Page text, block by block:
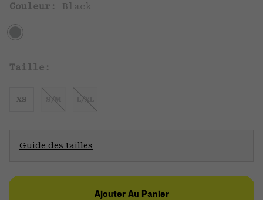
Couleur: Black
Taille:
XS S/M L/XL
Guide des tailles
Ajouter Au Panier